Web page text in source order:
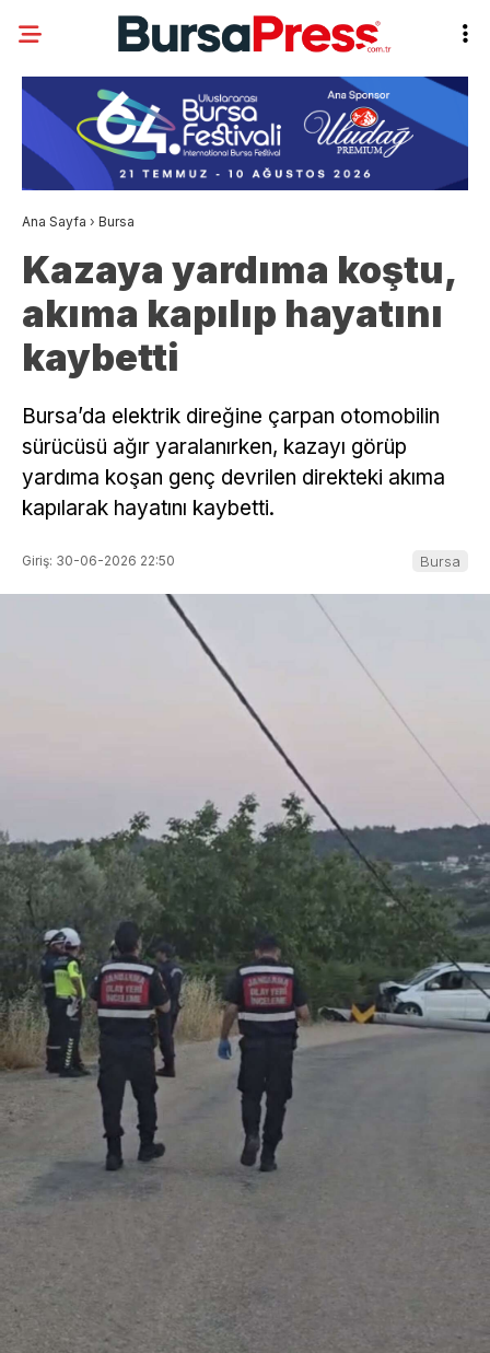
Ana Sayfa › Bursa
Kazaya yardıma koştu,
akıma kapılıp hayatını
kaybetti
Bursa’da elektrik direğine çarpan otomobilin
sürücüsü ağır yaralanırken, kazayı görüp
yardıma koşan genç devrilen direkteki akıma
kapılarak hayatını kaybetti.
Giriş: 30-06-2026 22:50 Bursa